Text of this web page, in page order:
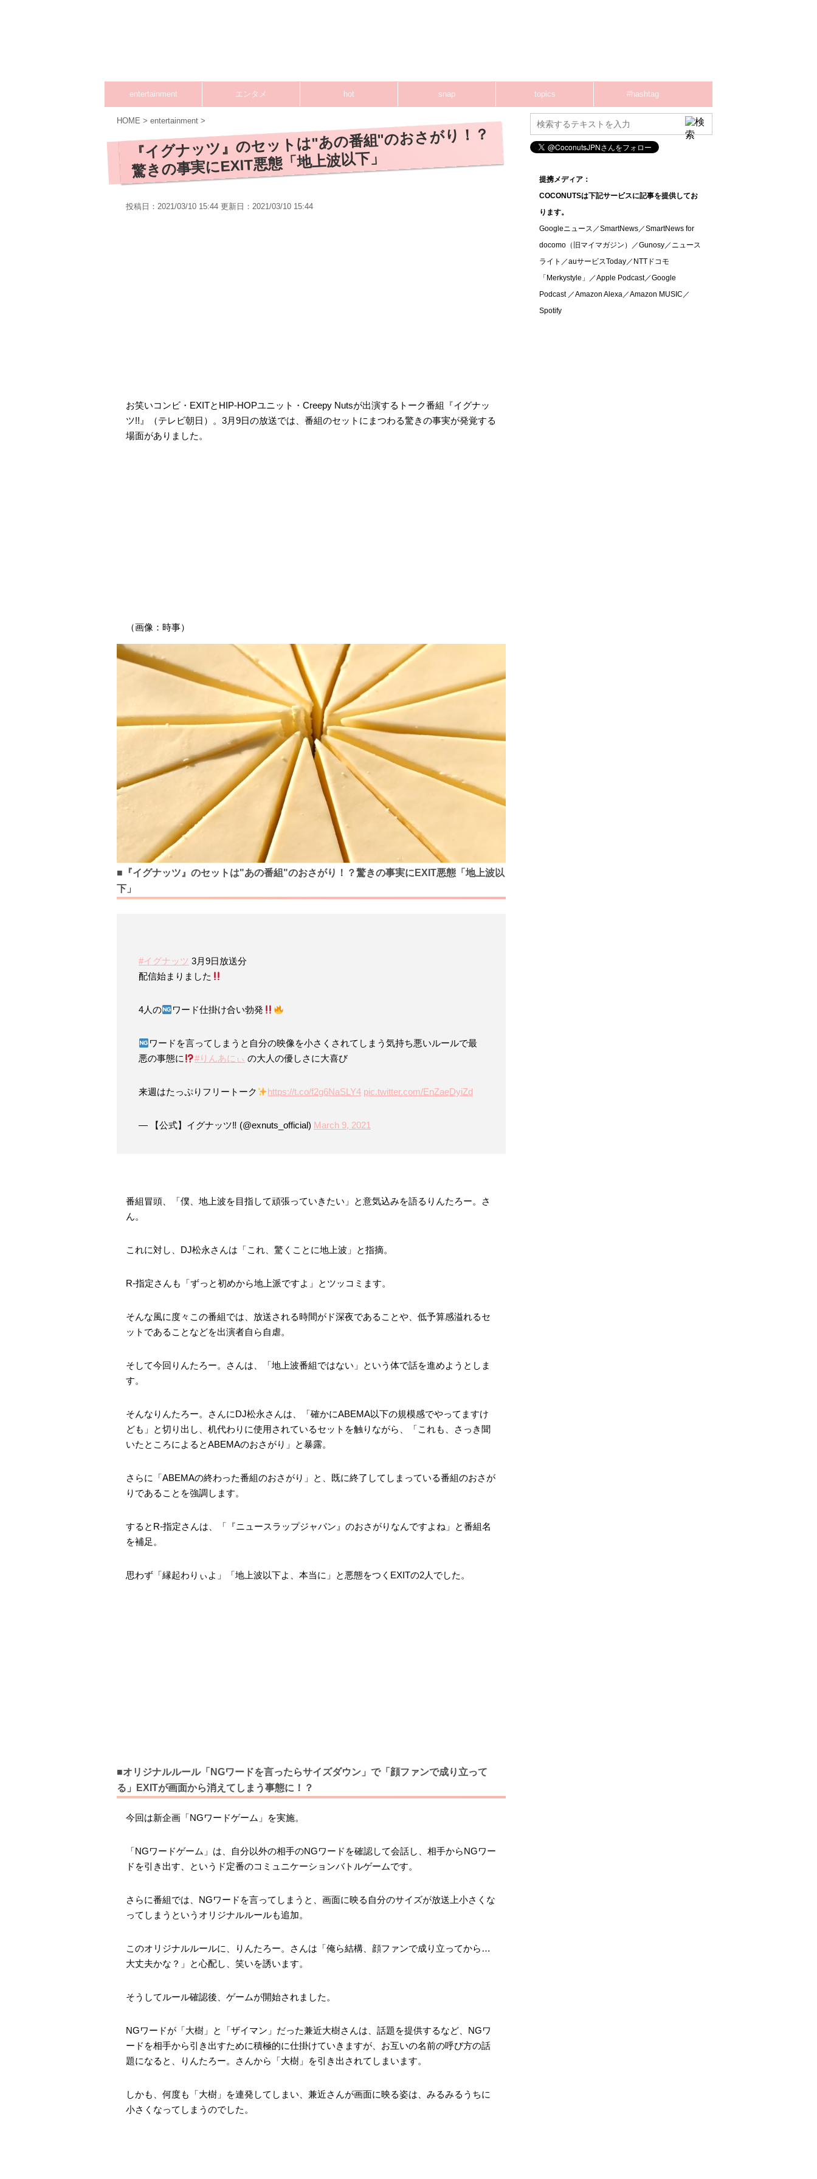
entertainment エンタメ hot snap topics #hashtag
HOME > entertainment >
『イグナッツ』のセットは"あの番組"のおさがり！？
驚きの事実にEXIT悪態「地上波以下」
投稿日：2021/03/10 15:44 更新日： 2021/03/10 15:44
お笑いコンビ・EXITとHIP-HOPユニット・Creepy Nutsが出演するトーク番組『イグナッ
ツ!!』（テレビ朝日）。3月9日の放送では、番組のセットにまつわる驚きの事実が発覚する
場面がありました。
（画像：時事）
■『イグナッツ』のセットは"あの番組"のおさがり！？驚きの事実にEXIT悪態「地上波以
下」
#イグナッツ 3月9日放送分
配信始まりました
4人の ワード仕掛け合い勃発
ワードを言ってしまうと自分の映像を小さくされてしまう気持ち悪いルールで最
悪の事態に
#りんあにぃ の大人の優しさに大喜び
来週はたっぷりフリートーク https://t.co/f2g6NaSLY4 pic.twitter.com/EnZaeDyiZd
— 【公式】イグナッツ‼︎ (@exnuts_official) March 9, 2021
番組冒頭、「僕、地上波を目指して頑張っていきたい」と意気込みを語るりんたろー。さ
ん。
これに対し、DJ松永さんは「これ、驚くことに地上波」と指摘。
R-指定さんも「ずっと初めから地上派ですよ」とツッコミます。
そんな風に度々この番組では、放送される時間がド深夜であることや、低予算感溢れるセ
ットであることなどを出演者自ら自虐。
そして今回りんたろー。さんは、「地上波番組ではない」という体で話を進めようとしま
す。
そんなりんたろー。さんにDJ松永さんは、「確かにABEMA以下の規模感でやってますけ
ども」と切り出し、机代わりに使用されているセットを触りながら、「これも、さっき聞
いたところによるとABEMAのおさがり」と暴露。
さらに「ABEMAの終わった番組のおさがり」と、既に終了してしまっている番組のおさが
りであることを強調します。
するとR-指定さんは、「『ニュースラップジャパン』のおさがりなんですよね」と番組名
を補足。
思わず「縁起わりぃよ」「地上波以下よ、本当に」と悪態をつくEXITの2人でした。
■オリジナルルール「NGワードを言ったらサイズダウン」で「顔ファンで成り立って
る」EXITが画面から消えてしまう事態に！？
今回は新企画「NGワードゲーム」を実施。
「NGワードゲーム」は、自分以外の相手のNGワードを確認して会話し、相手からNGワー
ドを引き出す、というド定番のコミュニケーションバトルゲームです。
さらに番組では、NGワードを言ってしまうと、画面に映る自分のサイズが放送上小さくな
ってしまうというオリジナルルールも追加。
このオリジナルルールに、りんたろー。さんは「俺ら結構、顔ファンで成り立ってから…
大丈夫かな？」と心配し、笑いを誘います。
そうしてルール確認後、ゲームが開始されました。
NGワードが「大樹」と「ザイマン」だった兼近大樹さんは、話題を提供するなど、NGワ
ードを相手から引き出すために積極的に仕掛けていきますが、お互いの名前の呼び方の話
題になると、りんたろー。さんから「大樹」を引き出されてしまいます。
しかも、何度も「大樹」を連発してしまい、兼近さんが画面に映る姿は、みるみるうちに
小さくなってしまうのでした。
提携メディア：
COCONUTSは下記サービスに記事を提供してお
ります。
Googleニュース／SmartNews／SmartNews for
docomo（旧マイマガジン）／Gunosy／ニュース
ライト／auサービスToday／NTTドコモ
「Merkystyle」／Apple Podcast／Google
Podcast ／Amazon Alexa／Amazon MUSIC／
Spotify